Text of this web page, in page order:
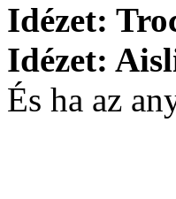
Idézet:
Idézet:
És ha az